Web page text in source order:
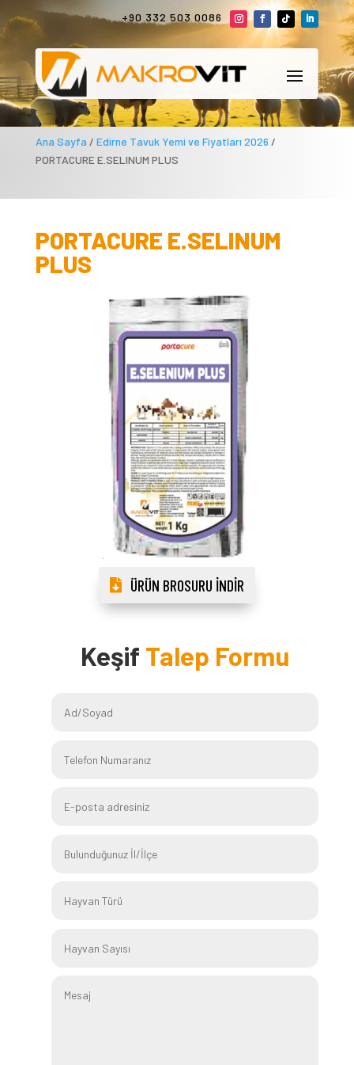
+90 332 503 0086
Ana Sayfa / Edirne Tavuk Yemi ve Fiyatları 2026 /
PORTACURE E.SELINUM PLUS
PORTACURE E.SELINUM
PLUS
ÜRÜN BROSURU İNDIR
Keşif Talep Formu